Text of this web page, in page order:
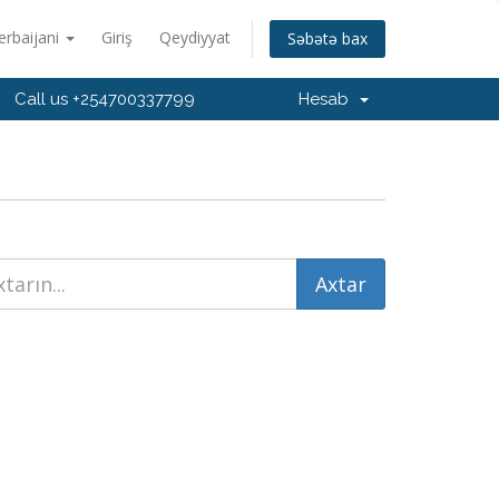
Giriş Qeydiyyat Səbətə bax
Call us +254700337799 Hesab